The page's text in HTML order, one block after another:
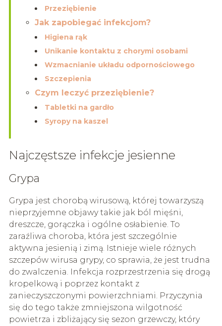
Przeziębienie
Jak zapobiegać infekcjom?
Higiena rąk
Unikanie kontaktu z chorymi osobami
Wzmacnianie układu odpornościowego
Szczepienia
Czym leczyć przeziębienie?
Tabletki na gardło
Syropy na kaszel
Najczęstsze infekcje jesienne
Grypa
Grypa jest chorobą wirusową, której towarzyszą
nieprzyjemne objawy takie jak ból mięśni,
dreszcze, gorączka i ogólne osłabienie. To
zaraźliwa choroba, która jest szczególnie
aktywna jesienią i zimą. Istnieje wiele różnych
szczepów wirusa grypy, co sprawia, że jest trudna
do zwalczenia. Infekcja rozprzestrzenia się drogą
kropelkową i poprzez kontakt z
zanieczyszczonymi powierzchniami. Przyczynia
się do tego także zmniejszona wilgotność
powietrza i zbliżający się sezon grzewczy, który